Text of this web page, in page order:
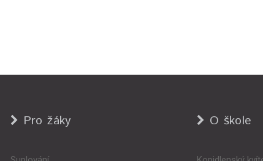
Pro žáky O škole